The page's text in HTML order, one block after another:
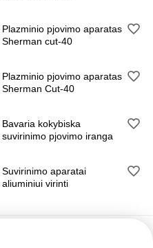
KOMPLEKTA.
VIETOJE.
MAGNETUS IR KITA
PUSAUTOMAČIU.
Plazminio pjovimo aparatas
Sherman cut-40
Plazminio pjovimo aparatas
Sherman Cut-40
Bavaria kokybiska
suvirinimo pjovimo iranga
Suvirinimo aparatai
aliuminiui virinti